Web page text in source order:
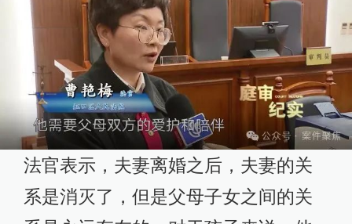
法官表示，夫妻离婚之后，夫妻的关
系是消灭了，但是父母子女之间的关